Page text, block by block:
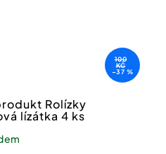
100
KČ
–37 %
Rolízky
lízátka 4 ks